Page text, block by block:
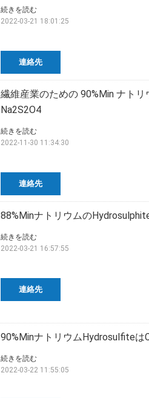
連絡先
続きを読む
2022-03-21 18:01:25
繊維産業のための 90%Min ナト
Na2S2O4
連絡先
続きを読む
2022-11-30 11:34:30
88%Minナトリウムの
連絡先
続きを読む
2022-03-21 16:57:55
90%MinナトリウムHydrosulfite
続きを読む
2022-03-22 11:55:05